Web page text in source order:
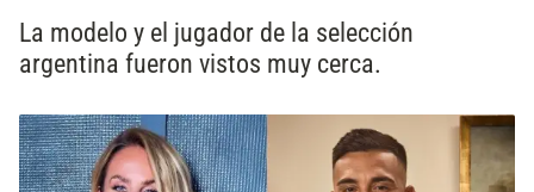
La modelo y el jugador de la selección
argentina fueron vistos muy cerca.